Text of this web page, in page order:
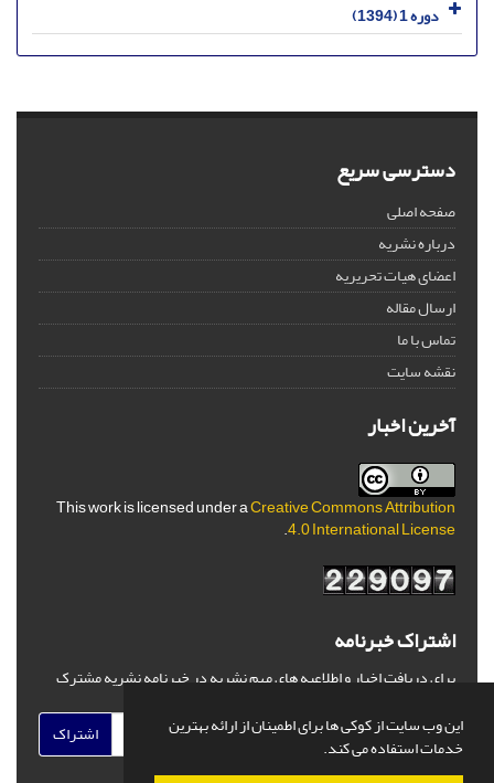
این وب سایت از کوکی ها برای اطمینان از ارائه بهترین
خدمات استفاده می کند.
دوره 1 (1394)
دسترسی سریع
صفحه اصلی
درباره نشریه
اعضای هیات تحریریه
ارسال مقاله
تماس با ما
نقشه سایت
آخرین اخبار
This work is licensed under aCreative Commons Attribution
4.0 International License
.
اشتراک خبرنامه
برای دریافت اخبار و اطلاعیه های مهم نشریه در خبرنامه نشریه مشترک
اشتراک